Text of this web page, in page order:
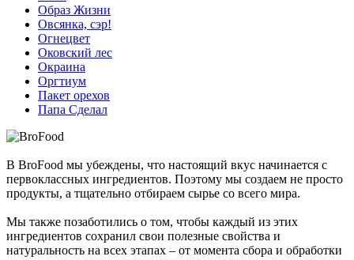
Образ Жизни
Овсянка, сэр!
Огнецвет
Оковский лес
Окраина
Оргтиум
Пакет орехов
Папа Сделал
В BroFood мы убеждены, что настоящий вкус начинается с
первоклассных ингредиентов. Поэтому мы создаем не просто
продукты, а тщательно отбираем сырье со всего мира.
Мы также позаботились о том, чтобы каждый из этих
ингредиентов сохранил свои полезные свойства и
натуральность на всех этапах – от момента сбора и обработки